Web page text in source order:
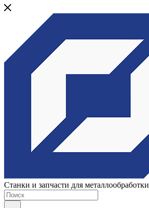
Станки и запчасти для металлообработки